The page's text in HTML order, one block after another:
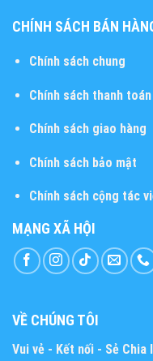
CHÍNH SÁCH BÁN
Chính sách chung
Chính sách thanh toán
Chính sách giao hàng
Chính sách bảo mật
Chính sách cộng tác
MẠNG XÃ HỘI
VỀ CHÚNG TÔI
Vui vẻ - Kết nối - Sẻ Chia